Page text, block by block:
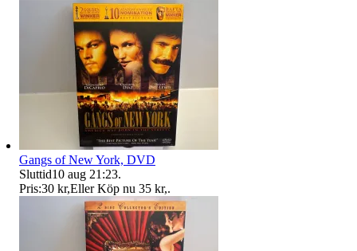
Gangs of New York, DVD
Sluttid10 aug 21:23.
Pris:30 kr,Eller Köp nu 35 kr,.